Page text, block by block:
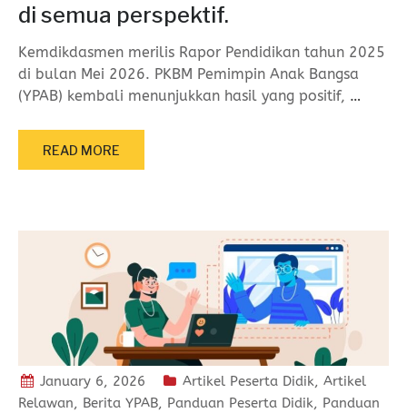
di semua perspektif.
Kemdikdasmen merilis Rapor Pendidikan tahun 2025
di bulan Mei 2026. PKBM Pemimpin Anak Bangsa
(YPAB) kembali menunjukkan hasil yang positif, …
READ MORE
January 6, 2026 Artikel Peserta Didik, Artikel
Relawan, Berita YPAB, Panduan Peserta Didik, Panduan